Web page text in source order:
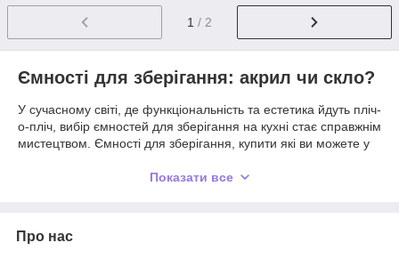
1 / 2
Ємності для зберігання: акрил чи скло?
У сучасному світі, де функціональність та естетика йдуть пліч-
о-пліч, вибір ємностей для зберігання на кухні стає справжнім
мистецтвом. Ємності для зберігання, купити які ви можете у
скло. Обидва матеріали мають свої мінуси, плюси та
Показати все
Про нас